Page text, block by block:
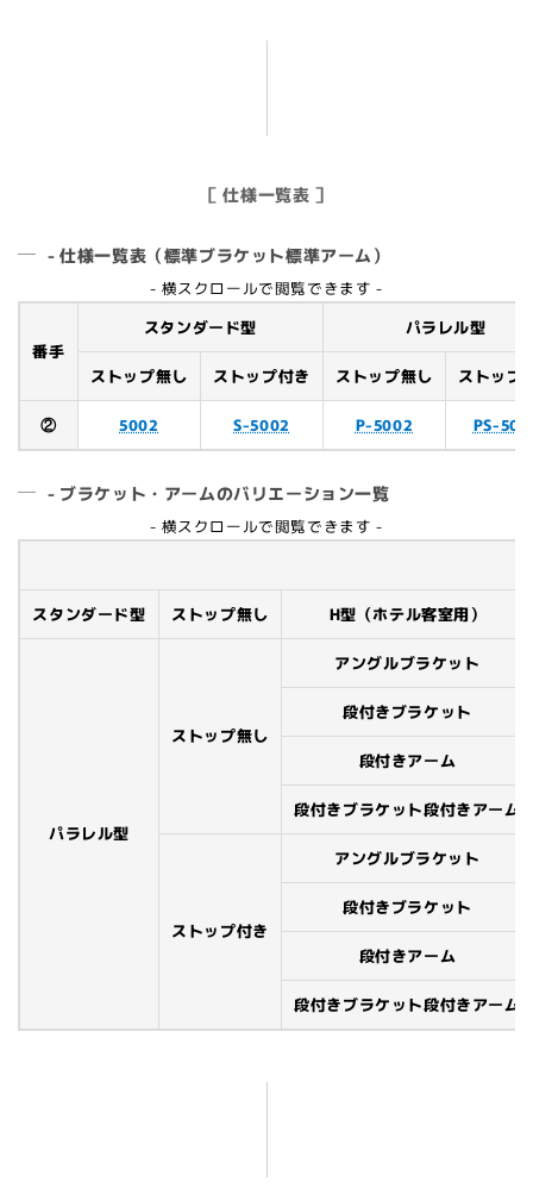
［ 仕様一覧表 ］
- 仕様一覧表（標準ブラケット標準アーム）
- 横スクロールで閲覧できます -
番手
スタンダード型 パラレル型
ストップ無し ストップ付き ストップ無し ストップ
② 5002 S-5002 P-5002 PS-
- ブラケット・アームのバリエーション一覧
- 横スクロールで閲覧できます -
スタンダード型 ストップ無し H型（ホテル客室用）
パラレル型
ストップ無し
アングルブラケット
段付きブラケット
段付きアーム
段付きブラケット段付きアーム
ストップ付き
アングルブラケット
段付きブラケット
段付きアーム
段付きブラケット段付きアーム